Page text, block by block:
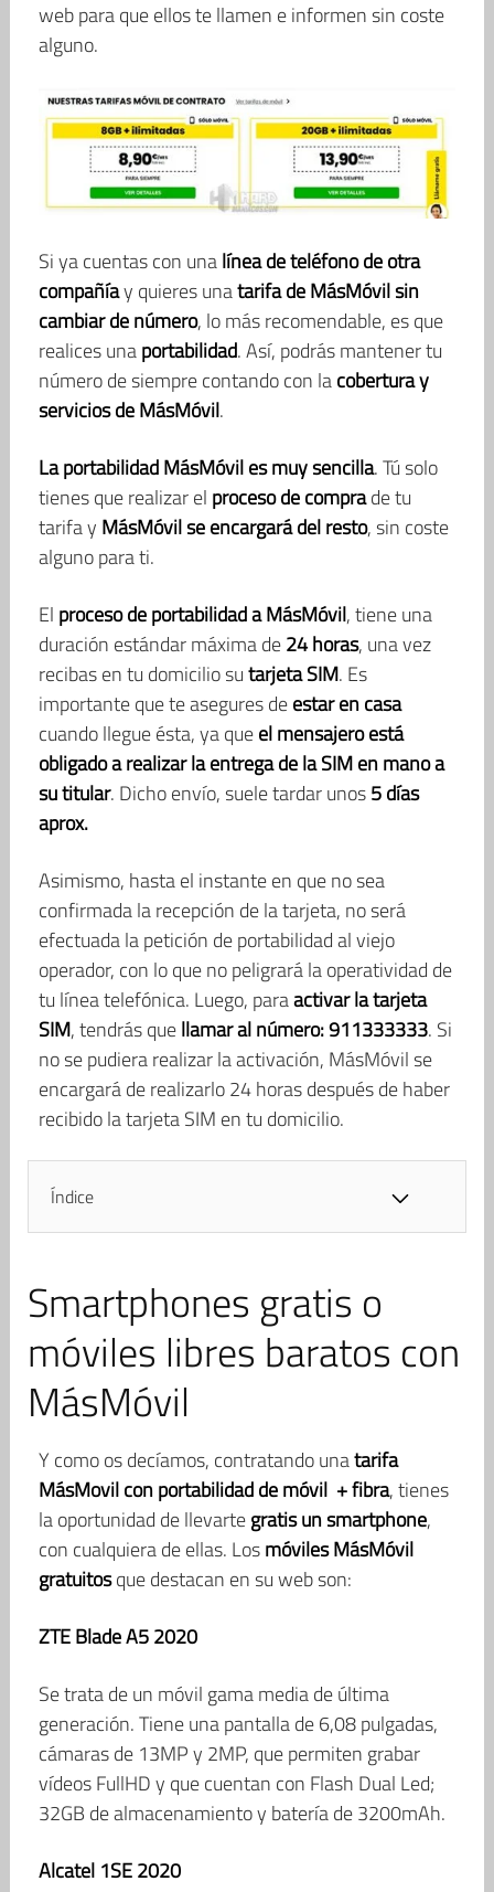
web para que ellos te llamen e informen sin coste
alguno.
Si ya cuentas con unalínea de teléfono de otra
compañíay quieres unatarifa de MásMóvilsin
cambiar de número, lo más recomendable, es que
realices unaportabilidad. Así, podrás mantener tu
número de siempre contando con lacobertura y
servicios de MásMóvil.
La portabilidad MásMóvil es muy sencilla. Tú solo
tienes que realizar el proceso de comprade tu
tarifa y MásMóvil se encargará del resto, sin coste
alguno para ti.
El proceso de portabilidad a MásMóvil, tiene una
duración estándar máxima de24 horas, una vez
recibas en tu domicilio sutarjeta SIM. Es
importante que te asegures deestar en casa
cuando llegue ésta, ya queel mensajero está
obligado a realizar la entrega de la SIM en mano a
su titular. Dicho envío, suele tardar unos5 días
aprox.
Asimismo, hasta el instante en que no sea
confirmada la recepción de la tarjeta, no será
efectuada la petición de portabilidad al viejo
operador, con lo que no peligrará la operatividad de
tu línea telefónica. Luego, paraactivar la tarjeta
SIM, tendrás quellamar al número: 911333333. Si
no se pudiera realizar la activación, MásMóvil se
encargará de realizarlo 24 horas después de haber
recibido la tarjeta SIM en tu domicilio.
Índice
Smartphones gratis o
móviles libres baratos con
MásMóvil
Y como os decíamos, contratando unatarifa
MásMovil con portabilidad de móvil + fibra, tienes
la oportunidad de llevartegratis un smartphone,
con cualquiera de ellas. Losmóviles MásMóvil
gratuitosque destacan en su web son:
ZTE Blade A5 2020
Se trata de un móvil gama media de última
generación. Tiene una pantalla de 6,08 pulgadas,
cámaras de 13MP y 2MP, que permiten grabar
vídeos FullHD y que cuentan con Flash Dual Led;
32GB de almacenamiento y batería de 3200mAh.
Alcatel 1SE 2020